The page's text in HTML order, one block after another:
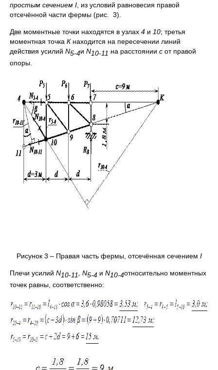
простым сечением I , из условий равновесия правой
отсечённой части фермы (рис. 3).
Две моментные точки находятся в узлах 4 и 10; третья
моментная точка К находится на пересечении линий
действия усилий N5-4и N10-11 на расстоянии c от правой
опоры.
Рисунок 3 – Правая часть фермы, отсечённая сечением I
Плечи усилий N10-11 N5-4 и N10-4относительно моментных
точек равны, соответственно: